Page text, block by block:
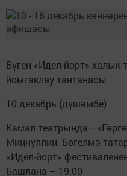
Бүген «Идел-йорт» халык
йомгаклау тантанасы.
10 декабрь (дүшәмбе)
Камал театрында–
Миңнуллин. Бөгелмә
«Идел-йорт»
Башлана – 19.00